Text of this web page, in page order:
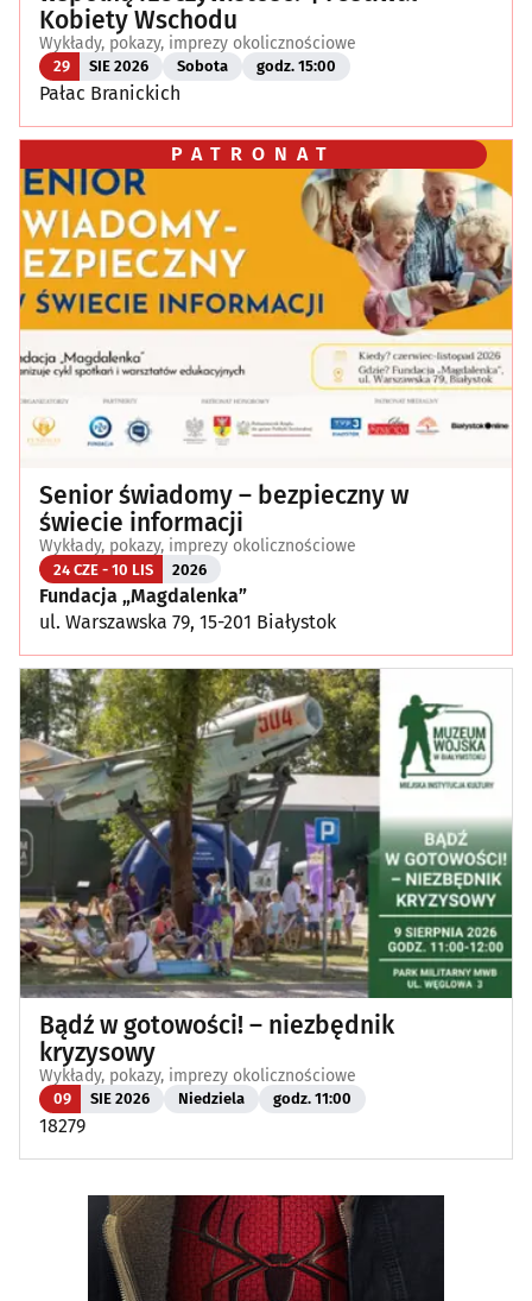
Kobiety Wschodu
Wykłady, pokazy, imprezy okolicznościowe
29 SIE 2026 Sobota godz. 15:00
Pałac Branickich
PATRONAT
Senior świadomy – bezpieczny w
świecie informacji
Wykłady, pokazy, imprezy okolicznościowe
24 CZE - 10 LIS 2026
Fundacja „Magdalenka”
ul. Warszawska 79, 15-201 Białystok
Bądź w gotowości! – niezbędnik
kryzysowy
Wykłady, pokazy, imprezy okolicznościowe
09 SIE 2026 Niedziela godz. 11:00
18279